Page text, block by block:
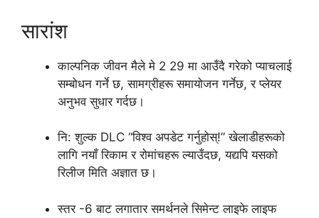
सारांश
काल्पनिक जीवन मैले मे 2 29 मा आउँदै गरेको प्याचलाई
सम्बोधन गर्ने छ, सामग्रीहरू समायोजन गर्नेछ, र प्लेयर
अनुभव सुधार गर्दछ।
नि: शुल्क DLC “विश्व अपडेट गर्नुहोस्!” खेलाडीहरूको
लागि नयाँ रिकाम र रोमांचहरू ल्याउँदछ, यद्यपि यसको
रिलीज मिति अज्ञात छ।
स्तर -6 बाट लगातार समर्थनले सिमेन्ट लाइफे लाइफ